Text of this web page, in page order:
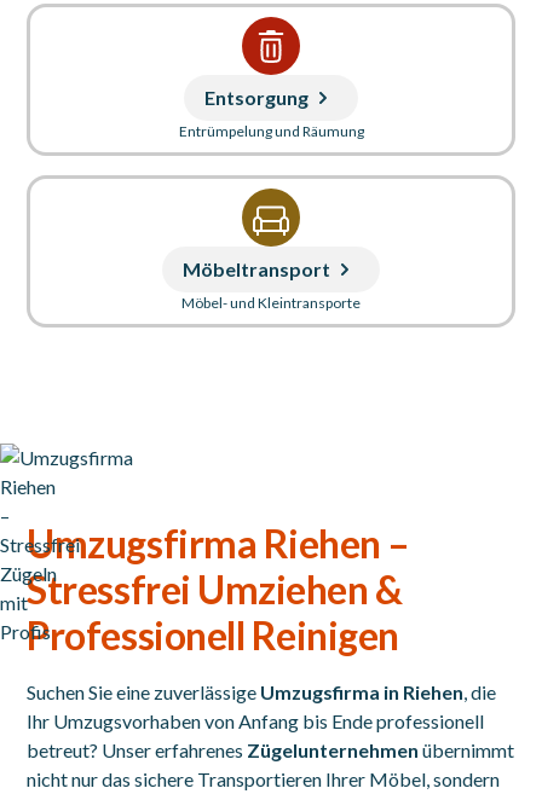
Entsorgung
Entrümpelung und Räumung
Möbeltransport
Möbel- und Kleintransporte
Umzugsfirma Riehen –
Stressfrei Umziehen &
Professionell Reinigen
Suchen Sie eine zuverlässige Umzugsfirma in Riehen , die
Ihr Umzugsvorhaben von Anfang bis Ende professionell
betreut? Unser erfahrenes Zügelunternehmen übernimmt
nicht nur das sichere Transportieren Ihrer Möbel, sondern